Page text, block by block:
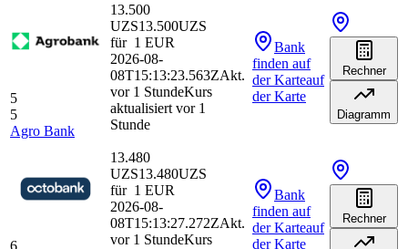
5
5
Agro Bank
13.500
UZS13.500UZS
für 1 EUR
2026-08-
08T15:13:23.563ZAkt.
vor 1 StundeKurs
aktualisiert vor 1
Stunde
Bank
finden auf
der Karteauf
der Karte
Rechner
Diagramm
6
13.480
UZS13.480UZS
für 1 EUR
2026-08-
08T15:13:27.272ZAkt.
vor 1 StundeKurs
Bank
finden auf
der Karteauf
der Karte
Rechner